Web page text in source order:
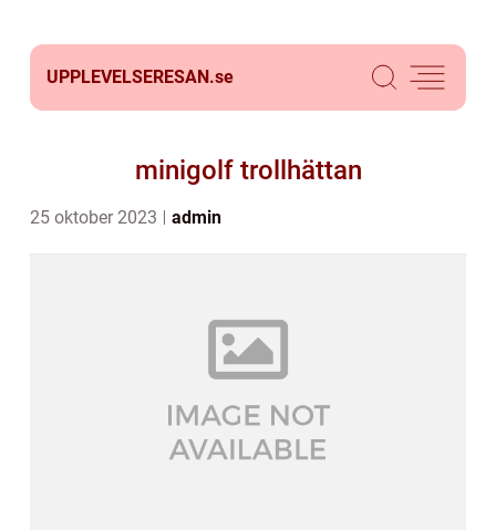
UPPLEVELSERESAN.se
minigolf trollhättan
25 oktober 2023 admin